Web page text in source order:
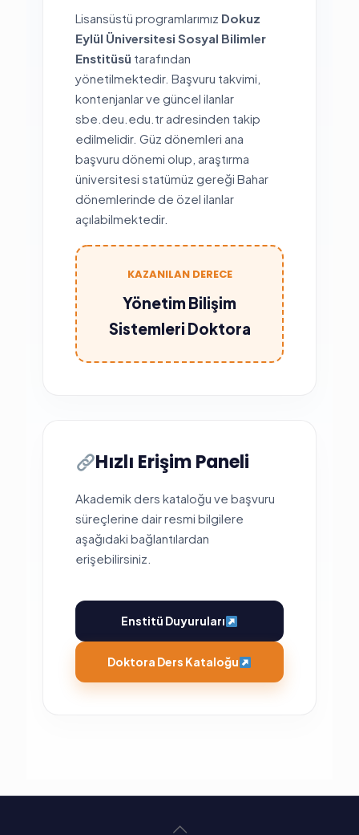
Lisansüstü programlarımız Dokuz
Eylül Üniversitesi Sosyal Bilimler
Enstitüsü tarafından
yönetilmektedir. Başvuru takvimi,
kontenjanlar ve güncel ilanlar
sbe.deu.edu.tr adresinden takip
edilmelidir. Güz dönemleri ana
başvuru dönemi olup, araştırma
üniversitesi statümüz gereği Bahar
dönemlerinde de özel ilanlar
açılabilmektedir.
KAZANILAN DERECE
Yönetim Bilişim
Sistemleri Doktora
Hızlı Erişim Paneli
Akademik ders kataloğu ve başvuru
süreçlerine dair resmi bilgilere
aşağıdaki bağlantılardan
erişebilirsiniz.
Enstitü Duyuruları
Doktora Ders Kataloğu